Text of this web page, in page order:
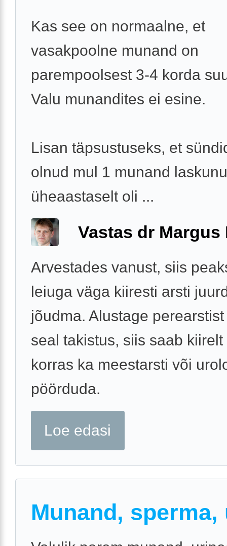
Kas see on normaalne, et
vasakpoolne munand on
parempoolsest 3-4 korda
Valu munandites ei esine.
Lisan täpsustuseks, et
olnud mul 1 munand
üheaastaselt oli ...
Vastas dr Margus
Arvestades vanust, siis
leiuga väga kiiresti arsti
jõudma. Alustage
seal takistus, siis saab
korras ka meestarsti või
pöörduda.
Loe edasi
Munand,